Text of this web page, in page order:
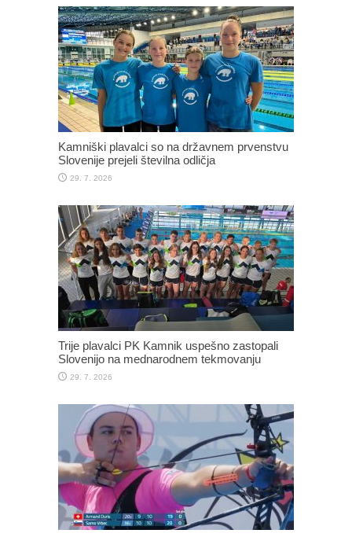
Kamniški plavalci so na državnem prvenstvu
Slovenije prejeli številna odličja
29. 7. 2026
Trije plavalci PK Kamnik uspešno zastopali
Slovenijo na mednarodnem tekmovanju
29. 7. 2026